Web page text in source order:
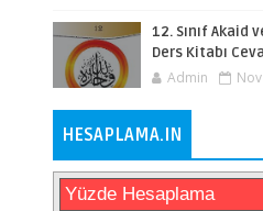
12. Sınıf Akaid
Ders Kitabı
Admin
HESAPLAMA.IN
Yüzde Hesaplama